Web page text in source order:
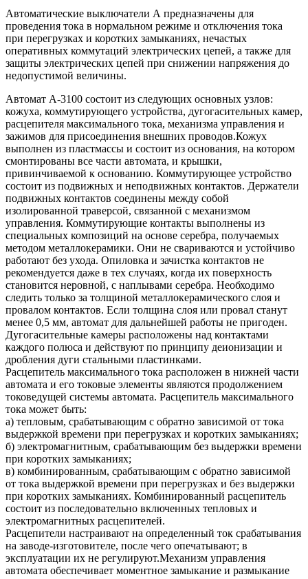
Автоматические выключатели А предназначены для
проведения тока в нормальном режиме и отключения тока
при перегрузках и коротких замыканиях, нечастых
оперативных коммутаций электрических цепей, а также для
защиты электрических цепей при снижении напряжения до
недопустимой величины.
Автомат А-3100 состоит из следующих основных узлов:
кожуха, коммутирующего устройства, дугогасительных камер,
расцепителя максимального тока, механизма управления и
зажимов для присоединения внешних проводов.Кожух
выполнен из пластмассы и состоит из основания, на котором
смонтированы все части автомата, и крышки,
привинчиваемой к основанию. Коммутирующее устройство
состоит из подвижных и неподвижных контактов. Держатели
подвижных контактов соединены между собой
изолированной траверсой, связанной с механизмом
управления. Коммутирующие контакты выполнены из
специальных композиций на основе серебра, получаемых
методом металлокерамики. Они не свариваются и устойчиво
работают без ухода. Опиловка и зачистка контактов не
рекомендуется даже в тех случаях, когда их поверхность
становится неровной, с наплывами серебра. Необходимо
следить только за толщиной металлокерамического слоя и
провалом контактов. Если толщина слоя или провал станут
менее 0,5 мм, автомат для дальнейшей работы не пригоден.
Дугогасительные камеры расположены над контактами
каждого полюса и действуют по принципу деионизации и
дробления дуги стальными пластинками.
Расцепитель максимального тока расположен в нижней части
автомата и его токовые элементы являются продолжением
токоведущей системы автомата. Расцепитель максимального
тока может быть:
а) тепловым, срабатывающим с обратно зависимой от тока
выдержкой времени при перегрузках и коротких замыканиях;
б) электромагнитным, срабатывающим без выдержки времени
при коротких замыканиях;
в) комбинированным, срабатывающим с обратно зависимой
от тока выдержкой времени при перегрузках и без выдержки
при коротких замыканиях. Комбинированный расцепитель
состоит из последовательно включенных тепловых и
электромагнитных расцепителей.
Расцепители настраивают на определенный ток срабатывания
на заводе-изготовителе, после чего опечатывают; в
эксплуатации их не регулируют.Механизм управления
автомата обеспечивает моментное замыкание и размыкание